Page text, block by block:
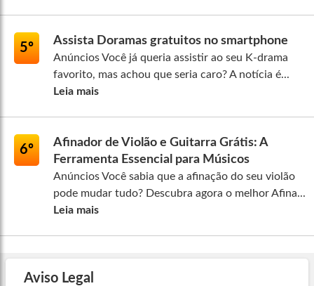
5º
Assista Doramas gratuitos no smartphone
Anúncios Você já queria assistir ao seu K-drama
favorito, mas achou que seria caro? A notícia é...
Leia mais
6º
Afinador de Violão e Guitarra Grátis: A
Ferramenta Essencial para Músicos
Anúncios Você sabia que a afinação do seu violão
pode mudar tudo? Descubra agora o melhor Afina...
Leia mais
Aviso Legal